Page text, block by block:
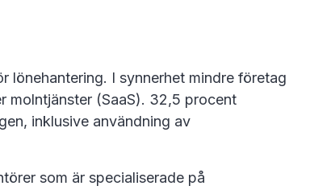
I synnerhet mindre företag
molntjänster (SaaS). 32,5 procent
inklusive användning av
som är specialiserade på